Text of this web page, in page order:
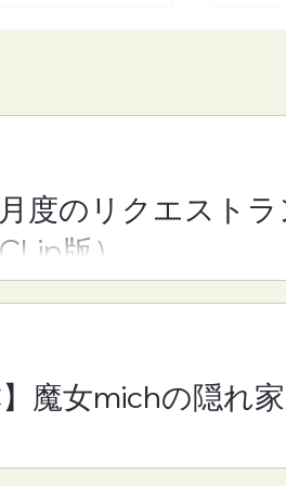
女michの隠れ
年8月7日
【
月度のリクエスト
版）
】魔女michの隠れ